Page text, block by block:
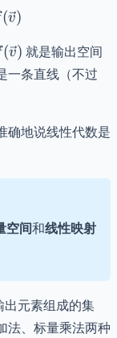
+ k\vec{v}) =
(v)
(v) 就是输出空间
一条直线（不过
确地说线性代数是
空间和线性映射
出元素组成的集
法、标量乘法两种